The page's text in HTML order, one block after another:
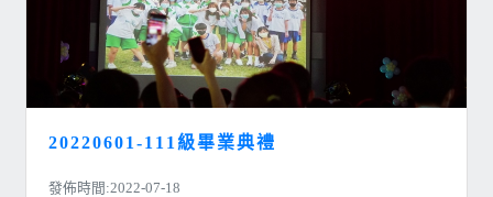
20220601-111級畢業典禮
發佈時間:2022-07-18